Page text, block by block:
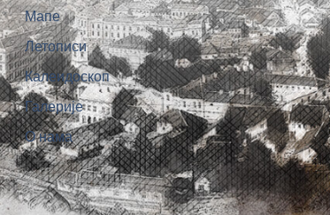
Мапе
Летописи
Калеидоскоп
Галерије
О нама